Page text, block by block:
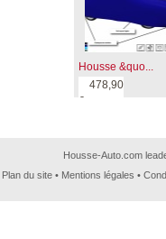
Housse &quo...
478,90
€
Housse-Auto.com
Plan du site • Mentions légales •